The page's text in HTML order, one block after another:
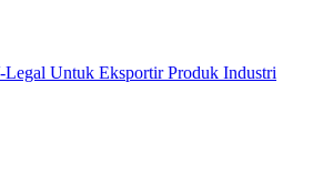
Legal Untuk Eksportir Produk Industri